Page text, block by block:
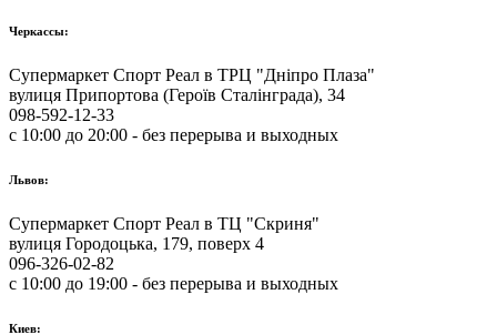
Черкассы:
Супермаркет Спорт Реал в ТРЦ "Дніпро Плаза"
вулиця Припортова (Героїв Сталінграда), 34
098-592-12-33
с 10:00 до 20:00 - без перерыва и выходных
Львов:
Супермаркет Спорт Реал в ТЦ "Скриня"
вулиця Городоцька, 179, поверх 4
096-326-02-82
с 10:00 до 19:00 - без перерыва и выходных
Киев: